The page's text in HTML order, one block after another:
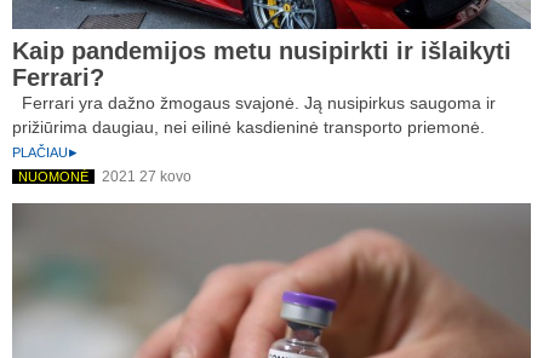
Kaip pandemijos metu nusipirkti ir išlaikyti
Ferrari?
Ferrari yra dažno žmogaus svajonė. Ją nusipirkus saugoma ir
prižiūrima daugiau, nei eilinė kasdieninė transporto priemonė.
PLAČIAU
NUOMONĖ
2021 27 kovo